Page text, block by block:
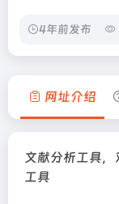
4年前发布
网址介绍
文献分析工具
工具